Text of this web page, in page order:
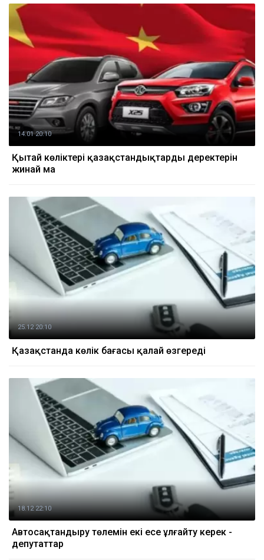
14.01 20:10
Қытай көліктері қазақстандықтардың деректерін
жинай ма
25.12 20:10
Қазақстанда көлік бағасы қалай өзгереді
18.12 22:10
Автосақтандыру төлемін екі есе ұлғайту керек -
депутаттар